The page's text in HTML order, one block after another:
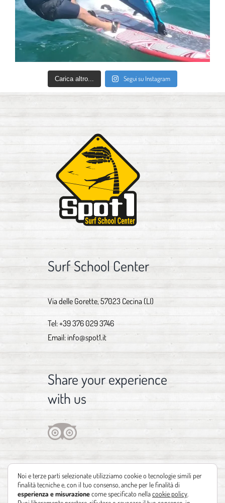
Carica altro... Segui su Instagram
Surf School Center
Via delle Gorette, 57023 Cecina (LI)
Tel:+39 376 029 3746
Email: info@spot1.it
Share your experience
with us
Noi e terze parti selezionate utilizziamo cookie o tecnologie simili per
finalità tecniche e, con il tuo consenso, anche per le finalità di
esperienza e misurazionecome specificato nellacookie policy